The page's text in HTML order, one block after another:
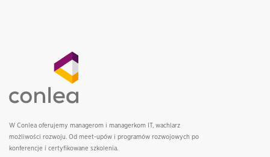
W Conlea oferujemy managerom i managerkom IT, wachlarz
możliwości rozwoju. Od meet-upów i programów rozwojowych po
konferencje i certyfikowane szkolenia.